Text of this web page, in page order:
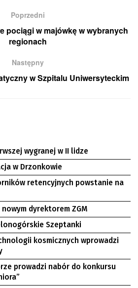
Poprzedni
pociągi w majówkę w wybranych
regionach
Następny
w Szpitalu Uniwersyteckim
wygranej w II lidze
w Drzonkowie
retencyjnych powstanie na
dyrektorem ZGM
Szeptanki
kosmicznych wprowadzi
prowadzi nabór do konkursu